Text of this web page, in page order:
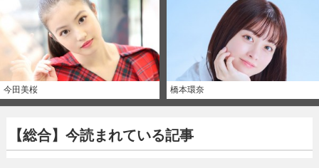
今田美桜 橋本環奈
【総合】今読まれている記事